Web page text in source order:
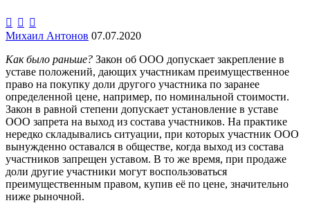
 

Михаил Антонов 07.07.2020
Как было раньше? Закон об ООО допускает закрепление в
уставе положений, дающих участникам преимущественное
право на покупку доли другого участника по заранее
определенной цене, например, по номинальной стоимости.
Закон в равной степени допускает установление в уставе
ООО запрета на выход из состава участников. На практике
нередко складывались ситуации, при которых участник ООО
вынужденно оставался в обществе, когда выход из состава
участников запрещен уставом. В то же время, при продаже
доли другие участники могут воспользоваться
преимущественным правом, купив её по цене, значительно
ниже рыночной.